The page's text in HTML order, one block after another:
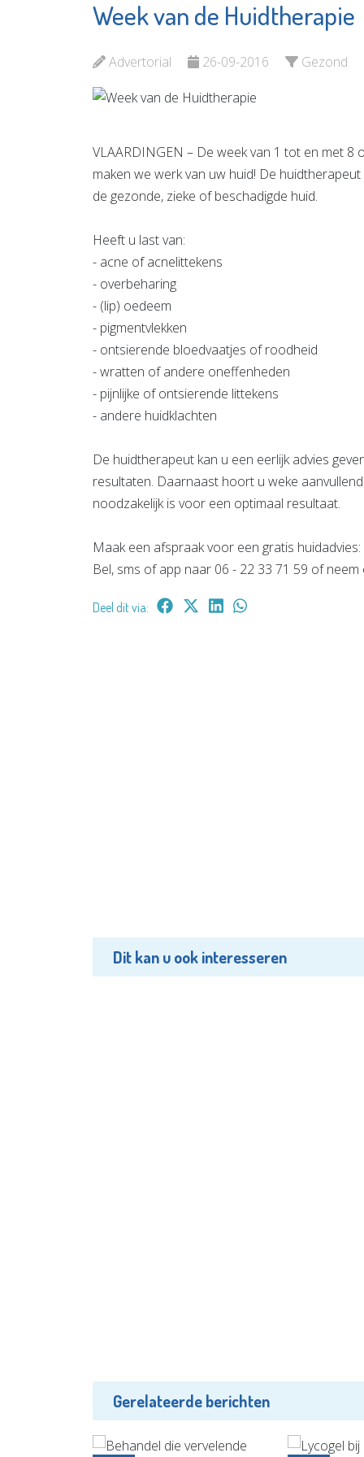
Week van de Huidtherapie
Advertorial 26-09-2016 Gezond
VLAARDINGEN – De week van 1 tot en met 8
maken we werk van uw huid! De
de gezonde, zieke of beschadigde huid.
Heeft u last van:
- acne of acnelittekens
- overbeharing
- (lip) oedeem
- pigmentvlekken
- ontsierende bloedvaatjes of roodheid
- wratten of andere oneffenheden
- pijnlijke of ontsierende littekens
- andere huidklachten
De huidtherapeut kan u een eerlijk advies
resultaten. Daarnaast hoort u weke
noodzakelijk is voor een optimaal resultaat.
Maak een afspraak voor een gratis huidadvies:
Bel, sms of app naar 06 - 22 33 71 59 of neem
Deel dit via:
Dit kan u ook interesseren
Gerelateerde berichten
Argos Zorggroep
Bekijk de pagina
Plataan
Bekijk de